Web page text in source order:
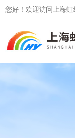
您好！欢迎访问上海虹